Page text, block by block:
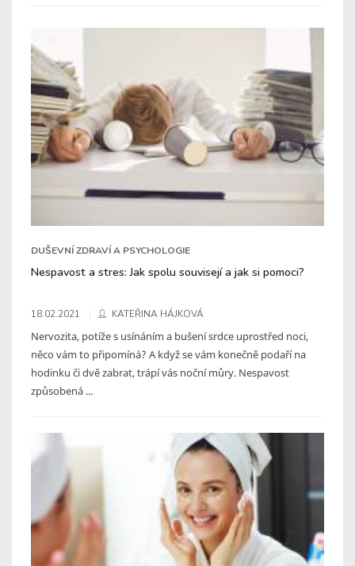
DUŠEVNÍ ZDRAVÍ A PSYCHOLOGIE
Nespavost a stres: Jak spolu souvisejí a jak si pomoci?
18.02.2021 KATEŘINA HÁJKOVÁ
Nervozita, potíže s usínáním a bušení srdce uprostřed noci,
něco vám to připomíná? A když se vám konečně podaří na
hodinku či dvě zabrat, trápí vás noční můry. Nespavost
způsobená ...